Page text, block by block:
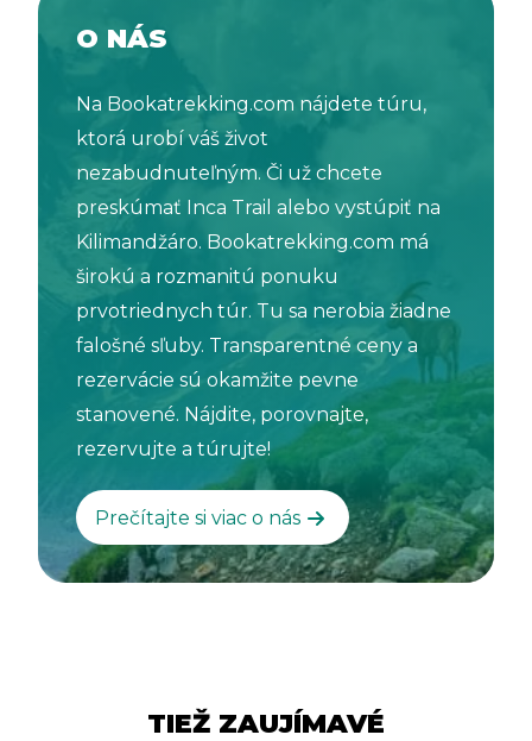
O NÁS
Na Bookatrekking.com nájdete túru,
ktorá urobí váš život
nezabudnuteľným. Či už chcete
preskúmať Inca Trail alebo vystúpiť na
Kilimandžáro. Bookatrekking.com má
širokú a rozmanitú ponuku
prvotriednych túr. Tu sa nerobia žiadne
falošné sľuby. Transparentné ceny a
rezervácie sú okamžite pevne
stanovené. Nájdite, porovnajte,
rezervujte a túrujte!
Prečítajte si viac o nás
TIEŽ ZAUJÍMAVÉ